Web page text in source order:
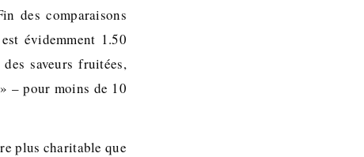
des comparaisons
évidemment 1.50
saveurs fruitées,
– pour moins de 10
plus charitable que